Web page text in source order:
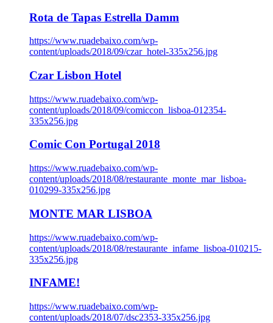
Rota de Tapas Estrella Damm
https://www.ruadebaixo.com/wp-
content/uploads/2018/09/czar_hotel-335x256.jpg
Czar Lisbon Hotel
https://www.ruadebaixo.com/wp-
content/uploads/2018/09/comiccon_lisboa-012354-
335x256.jpg
Comic Con Portugal 2018
https://www.ruadebaixo.com/wp-
content/uploads/2018/08/restaurante_monte_mar_lisboa-
010299-335x256.jpg
MONTE MAR LISBOA
https://www.ruadebaixo.com/wp-
content/uploads/2018/08/restaurante_infame_lisboa-010215-
335x256.jpg
INFAME!
https://www.ruadebaixo.com/wp-
content/uploads/2018/07/dsc2353-335x256.jpg